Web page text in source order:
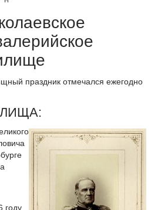
праздник отмечался ежегодно
году